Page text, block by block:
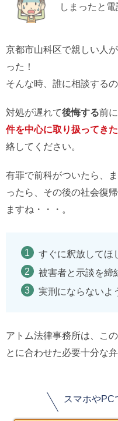
しまったと電
京都市山科区で親しい人
った！
そんな時、誰に相談する
対処が遅れて後悔する前
件を中心に取り扱ってきた
絡してください。
有罪で前科がついたら、
ったら、その後の社会復
ますね・・・。
すぐに釈放してほ
被害者と示談を締
実刑にならないよ
アトム法律事務所は、こ
とに合わせた必要十分な
スマホやPC